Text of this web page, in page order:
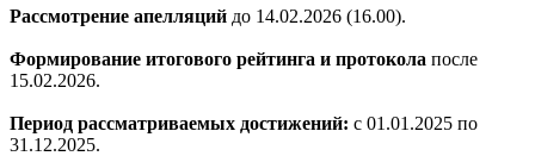
Рассмотрение апелляций до 14.02.2026 (16.00).
Формирование итогового рейтинга и протокола после
15.02.2026.
Период рассматриваемых достижений: с 01.01.2025 по
31.12.2025.